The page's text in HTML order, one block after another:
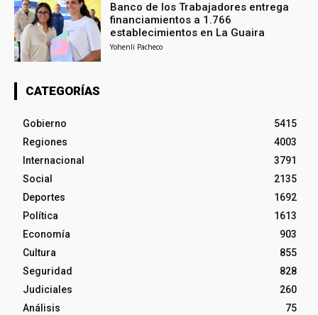
Banco de los Trabajadores entrega
financiamientos a 1.766
establecimientos en La Guaira
Yohenli Pacheco
CATEGORÍAS
Gobierno
5415
Regiones
4003
Internacional
3791
Social
2135
Deportes
1692
Política
1613
Economía
903
Cultura
855
Seguridad
828
Judiciales
260
Análisis
75